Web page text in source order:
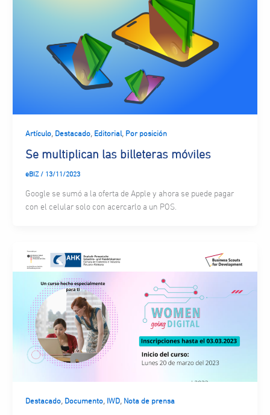
Artículo, Destacado, Editorial, Por posición
Se multiplican las billeteras móviles
eBIZ / 13/11/2023
Google se sumó a la oferta de Apple y ahora se puede pagar
con el celular solo con acercarlo a un POS.
Destacado, Documento, IWD, Nota de prensa